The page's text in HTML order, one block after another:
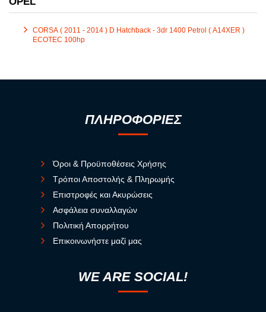
CORSA ( 2011 - 2014 ) D Hatchback - 3dr 1400 Petrol ( A14XER )
ECOTEC 100hp
ΠΛΗΡΟΦΟΡΙΕΣ
Όροι & Προϋποθέσεις Χρήσης
Τρόποι Αποστολής & Πληρωμής
Επιστροφές και Ακυρώσεις
Ασφάλεια συναλλαγών
Πολιτική Απορρήτου
Επικοινωνήστε μαζί μας
WE ARE SOCIAL!